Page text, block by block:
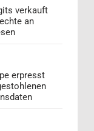
verkauft
an
erpresst